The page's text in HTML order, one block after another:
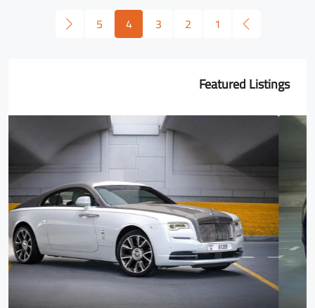
1
2
3
4
5
Featured Listings